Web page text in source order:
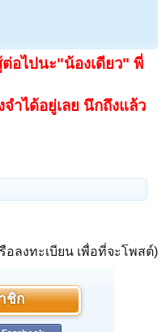
อไปนะ"น้องเดียว" พี่
ำได้อยู่เลย นึกถึงแล้ว
ลงทะเบียน เพื่อที่จะโพสต์)
ชิก